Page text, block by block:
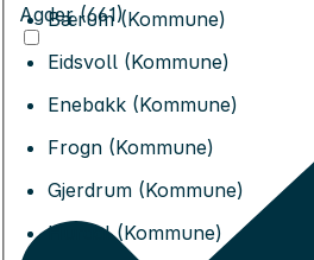
Bærum (Kommune)
Eidsvoll (Kommune)
Enebakk (Kommune)
Frogn (Kommune)
Gjerdrum (Kommune)
Hurdal (Kommune)
Agder (661)